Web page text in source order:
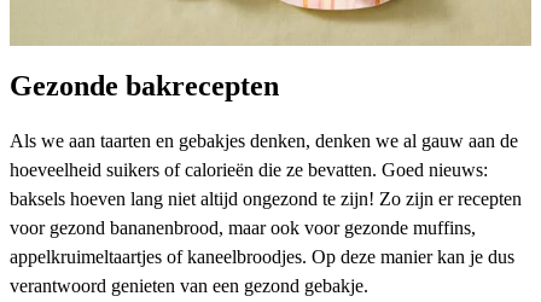
Gezonde bakrecepten
Als we aan taarten en gebakjes denken, denken we al gauw aan de
hoeveelheid suikers of calorieën die ze bevatten. Goed nieuws:
baksels hoeven lang niet altijd ongezond te zijn! Zo zijn er recepten
voor gezond bananenbrood, maar ook voor gezonde muffins,
appelkruimeltaartjes of kaneelbroodjes. Op deze manier kan je dus
verantwoord genieten van een gezond gebakje.